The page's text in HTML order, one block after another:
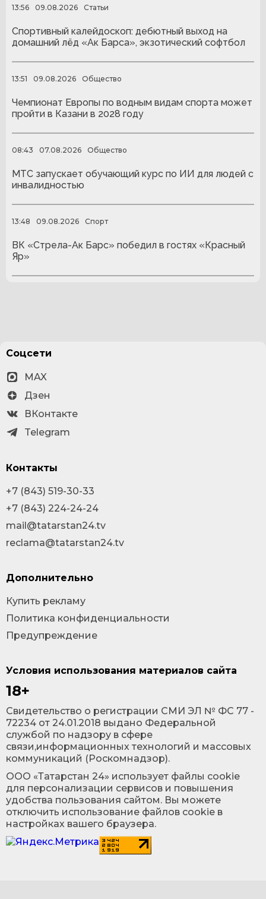
13:56 09.08.2026 Статьи
Спортивный калейдоскоп: дебютный выход на
домашний лёд «Ак Барса», экзотический софтбол
13:51 09.08.2026 Общество
Чемпионат Европы по водным видам спорта может
пройти в Казани в 2028 году
08:43 07.08.2026 Общество
МТС запускает обучающий курс по ИИ для людей с
инвалидностью
13:48 09.08.2026 Спорт
ВК «Стрела-Ак Барс» победил в гостях «Красный
Яр»
Условия использования материалов сайта
18+
Cвидетельство о регистрации СМИ ЭЛ № ФС 77 -
72234 от 24.01.2018 выдано Федеральной
службой по надзору в сфере
связи,информационных технологий и массовых
коммуникаций (Роскомнадзор).
ООО «Татарстан 24» использует файлы cookie
для персонализации сервисов и повышения
удобства пользования сайтом. Вы можете
отключить использование файлов cookie в
настройках вашего браузера.
Соцсети
MAX
Дзен
ВКонтакте
Telegram
Контакты
+7 (843) 519-30-33
+7 (843) 224-24-24
mail@tatarstan24.tv
reclama@tatarstan24.tv
Дополнительно
Купить рекламу
Политика конфиденциальности
Предупреждение